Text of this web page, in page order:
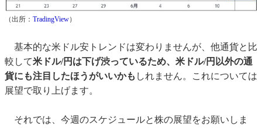
（出所： TradingView）
基本的な米ドル安トレンドは変わりませんが、他通貨と比
較して米ドル/円は下げ渋っているため、米ドル/円以外の通
貨にも注目したほうがいいかも しれません。これについては
展望で取り上げます。
それでは、今週のスケジュールと株の展望をお願いしま